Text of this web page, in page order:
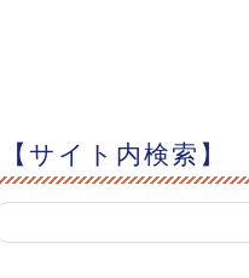
【サイト内検索】